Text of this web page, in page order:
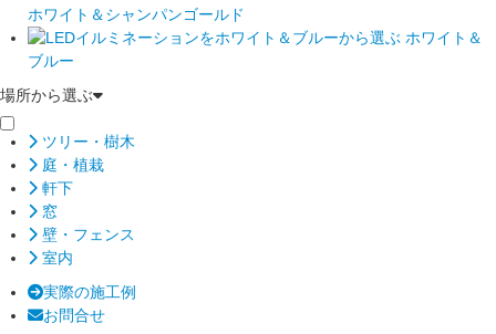
ホワイト＆シャンパンゴールド
ホワイト＆
ブルー
場所から選ぶ
ツリー・樹木
庭・植栽
軒下
窓
壁・フェンス
室内
実際の施工例
お問合せ